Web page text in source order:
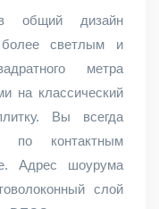
общий дизайн
светлым и
метра
на классический
Вы всегда
по контактным
Адрес шоурума
слой